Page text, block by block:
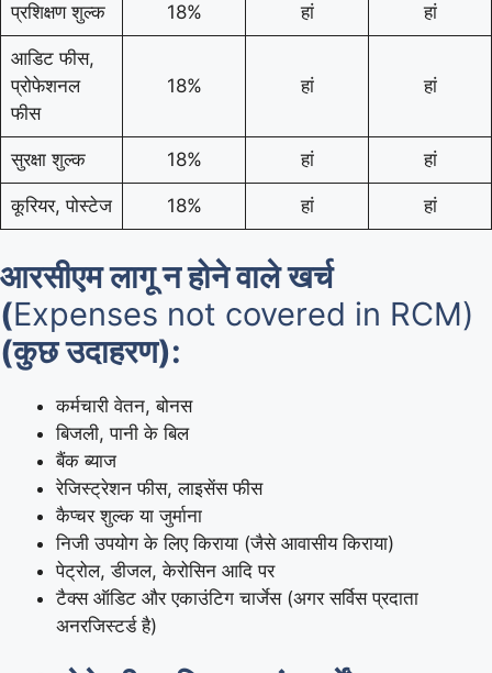
प्रशिक्षण शुल्क 18% हां हां
आडिट फीस,
प्रोफेशनल
फीस
18% हां हां
सुरक्षा शुल्क 18% हां हां
कूरियर, पोस्टेज 18% हां हां
आरसीएम लागू न होने वाले खर्च
(Expenses not covered in RCM)
(कुछ उदाहरण):
कर्मचारी वेतन, बोनस
बिजली, पानी के बिल
बैंक ब्याज
रेजिस्ट्रेशन फीस, लाइसेंस फीस
कैप्चर शुल्क या जुर्माना
निजी उपयोग के लिए किराया (जैसे आवासीय किराया)
पेट्रोल, डीजल, केरोसिन आदि पर
टैक्स ऑडिट और एकाउंटिग चार्जेस (अगर सर्विस प्रदाता
अनरजिस्टर्ड है)